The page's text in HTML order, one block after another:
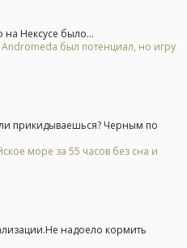
на Нексусе было...
был потенциал, но игру
прикидываешься? Черным по
море за 55 часов без сна и
надоело кормить